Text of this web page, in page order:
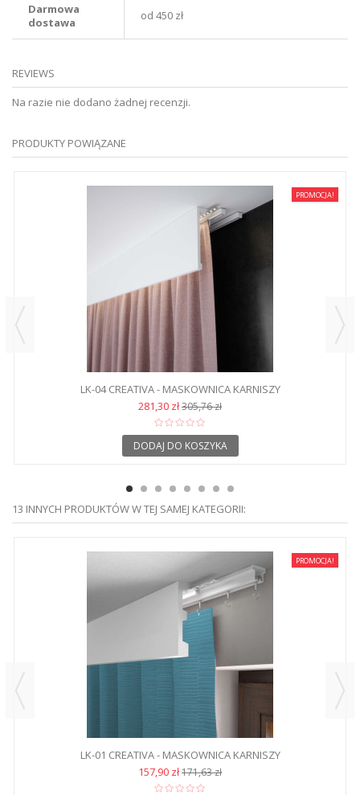
Darmowa
dostawa
od 450 zł
REVIEWS
Na razie nie dodano żadnej recenzji.
PRODUKTY POWIĄZANE
PROMOCJA!
LK-04 CREATIVA - MASKOWNICA KARNISZY
281,30 zł305,76 zł
DODAJ DO KOSZYKA
13 INNYCH PRODUKTÓW W TEJ SAMEJ KATEGORII:
PROMOCJA!
LK-01 CREATIVA - MASKOWNICA KARNISZY
157,90 zł171,63 zł